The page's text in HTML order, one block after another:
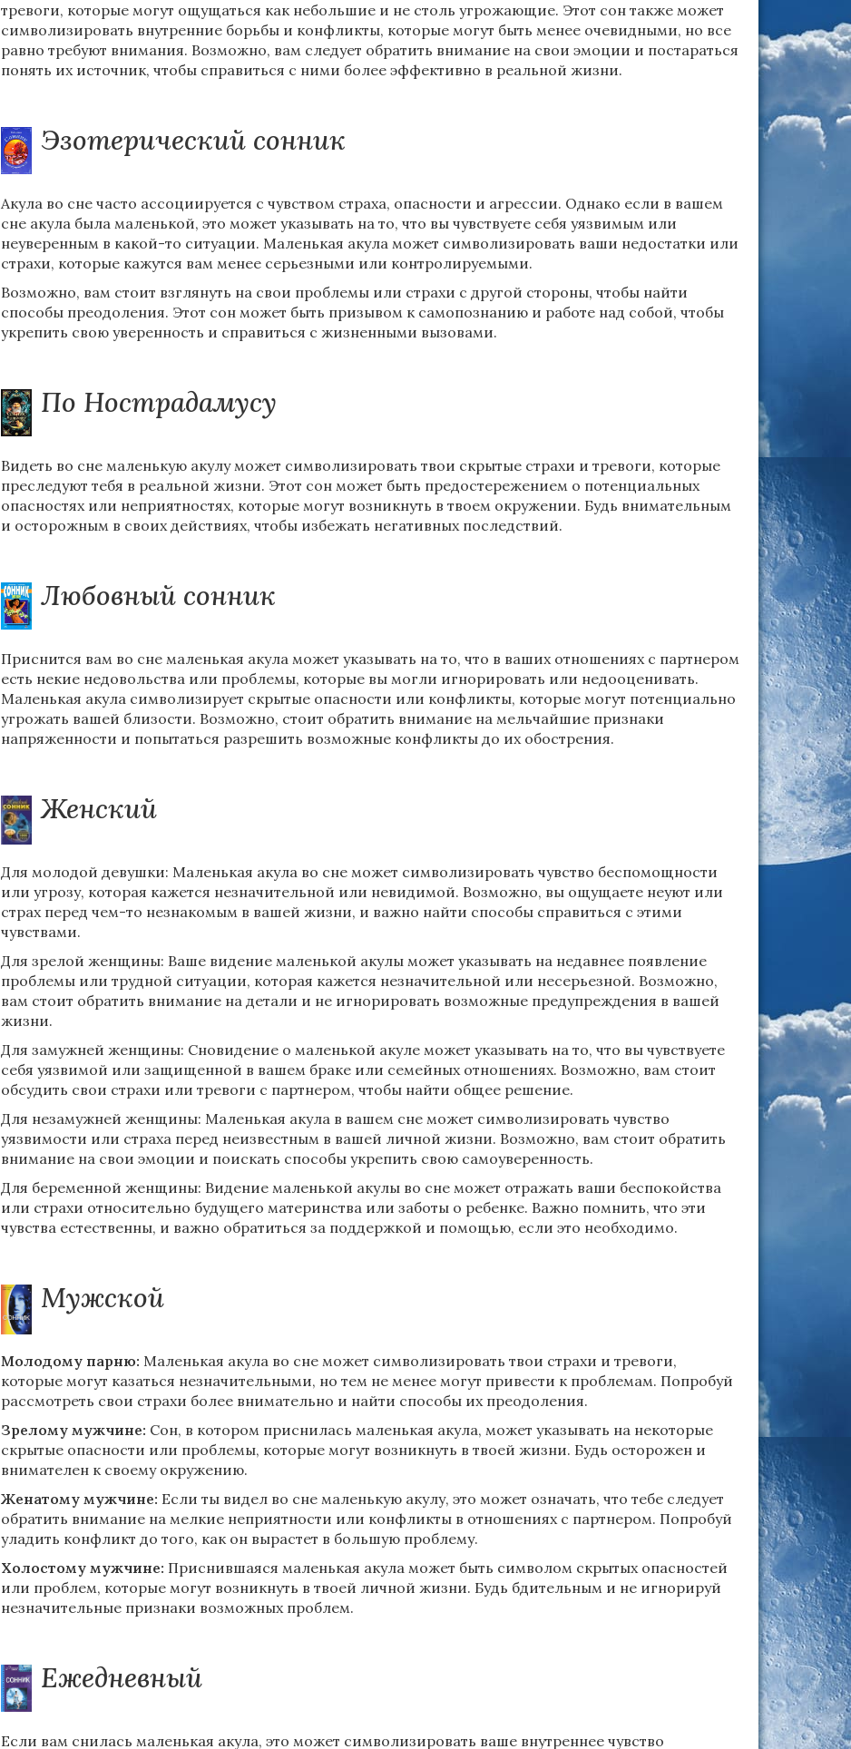
тревоги, которые могут ощущаться как небольшие и не столь угрожающие. Этот сон также может
символизировать внутренние борьбы и конфликты, которые могут быть менее очевидными, но все
равно требуют внимания. Возможно, вам следует обратить внимание на свои эмоции и постараться
понять их источник, чтобы справиться с ними более эффективно в реальной жизни.
Эзотерический сонник
Акула во сне часто ассоциируется с чувством страха, опасности и агрессии. Однако если в вашем
сне акула была маленькой, это может указывать на то, что вы чувствуете себя уязвимым или
неуверенным в какой-то ситуации. Маленькая акула может символизировать ваши недостатки или
страхи, которые кажутся вам менее серьезными или контролируемыми.
Возможно, вам стоит взглянуть на свои проблемы или страхи с другой стороны, чтобы найти
способы преодоления. Этот сон может быть призывом к самопознанию и работе над собой, чтобы
укрепить свою уверенность и справиться с жизненными вызовами.
По Нострадамусу
Видеть во сне маленькую акулу может символизировать твои скрытые страхи и тревоги, которые
преследуют тебя в реальной жизни. Этот сон может быть предостережением о потенциальных
опасностях или неприятностях, которые могут возникнуть в твоем окружении. Будь внимательным
и осторожным в своих действиях, чтобы избежать негативных последствий.
Любовный сонник
Приснится вам во сне маленькая акула может указывать на то, что в ваших отношениях с партнером
есть некие недовольства или проблемы, которые вы могли игнорировать или недооценивать.
Маленькая акула символизирует скрытые опасности или конфликты, которые могут потенциально
угрожать вашей близости. Возможно, стоит обратить внимание на мельчайшие признаки
напряженности и попытаться разрешить возможные конфликты до их обострения.
Женский
Для молодой девушки: Маленькая акула во сне может символизировать чувство беспомощности
или угрозу, которая кажется незначительной или невидимой. Возможно, вы ощущаете неуют или
страх перед чем-то незнакомым в вашей жизни, и важно найти способы справиться с этими
чувствами.
Для зрелой женщины: Ваше видение маленькой акулы может указывать на недавнее появление
проблемы или трудной ситуации, которая кажется незначительной или несерьезной. Возможно,
вам стоит обратить внимание на детали и не игнорировать возможные предупреждения в вашей
жизни.
Для замужней женщины: Сновидение о маленькой акуле может указывать на то, что вы чувствуете
себя уязвимой или защищенной в вашем браке или семейных отношениях. Возможно, вам стоит
обсудить свои страхи или тревоги с партнером, чтобы найти общее решение.
Для незамужней женщины: Маленькая акула в вашем сне может символизировать чувство
уязвимости или страха перед неизвестным в вашей личной жизни. Возможно, вам стоит обратить
внимание на свои эмоции и поискать способы укрепить свою самоуверенность.
Для беременной женщины: Видение маленькой акулы во сне может отражать ваши беспокойства
или страхи относительно будущего материнства или заботы о ребенке. Важно помнить, что эти
чувства естественны, и важно обратиться за поддержкой и помощью, если это необходимо.
Мужской
Молодому парню: Маленькая акула во сне может символизировать твои страхи и тревоги,
которые могут казаться незначительными, но тем не менее могут привести к проблемам. Попробуй
рассмотреть свои страхи более внимательно и найти способы их преодоления.
Зрелому мужчине: Сон, в котором приснилась маленькая акула, может указывать на некоторые
скрытые опасности или проблемы, которые могут возникнуть в твоей жизни. Будь осторожен и
внимателен к своему окружению.
Женатому мужчине: Если ты видел во сне маленькую акулу, это может означать, что тебе следует
обратить внимание на мелкие неприятности или конфликты в отношениях с партнером. Попробуй
уладить конфликт до того, как он вырастет в большую проблему.
Холостому мужчине: Приснившаяся маленькая акула может быть символом скрытых опасностей
или проблем, которые могут возникнуть в твоей личной жизни. Будь бдительным и не игнорируй
незначительные признаки возможных проблем.
Ежедневный
Если вам снилась маленькая акула, это может символизировать ваше внутреннее чувство